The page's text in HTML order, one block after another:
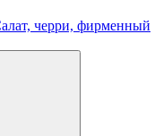
черри, фирменный